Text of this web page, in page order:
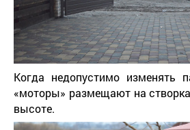
Когда недопустимо изменять
«моторы» размещают на
высоте.